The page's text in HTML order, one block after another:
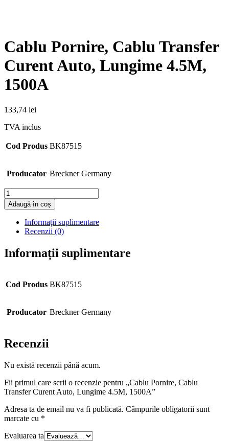
Cablu Pornire, Cablu Transfer
Curent Auto, Lungime 4.5M,
1500A
133,74 lei
TVA inclus
Cod Produs BK87515
Producator Breckner Germany
Cantitate
Adaugă în coș
Informații suplimentare
Recenzii (0)
Informații suplimentare
Cod Produs BK87515
Producator Breckner Germany
Recenzii
Nu există recenzii până acum.
Fii primul care scrii o recenzie pentru „Cablu Pornire, Cablu
Transfer Curent Auto, Lungime 4.5M, 1500A”
Adresa ta de email nu va fi publicată. Câmpurile obligatorii sunt
marcate cu *
Evaluarea ta